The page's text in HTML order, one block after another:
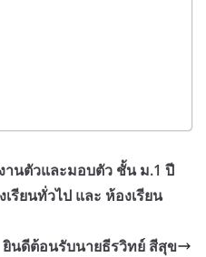
านตัวและมอบตัว ชั้น ม.1 ปี
รียนทั่วไป และ ห้องเรียน
ยินดีต้อนรับนายธีรวิทย์ สีสุข